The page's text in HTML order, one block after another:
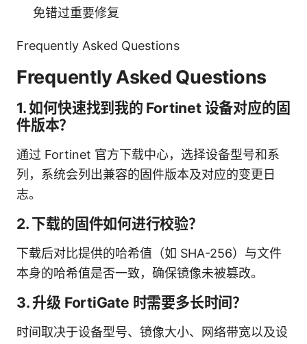
免错过重要修复
Frequently Asked Questions
Frequently Asked Questions
1. 如何快速找到我的 Fortinet 设备对应的固
件版本？
通过 Fortinet 官方下载中心，选择设备型号和系
列，系统会列出兼容的固件版本及对应的变更日
志。
2. 下载的固件如何进行校验？
下载后对比提供的哈希值（如 SHA-256）与文件
本身的哈希值是否一致，确保镜像未被篡改。
3. 升级 FortiGate 时需要多长时间？
时间取决于设备型号、镜像大小、网络带宽以及设